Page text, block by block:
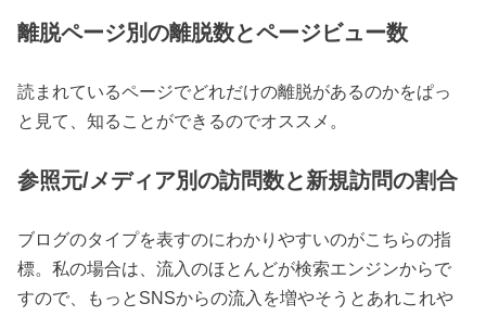
離脱ページ別の離脱数とページビュー数
読まれているページでどれだけの離脱があるのかをぱっ
と見て、知ることができるのでオススメ。
参照元/メディア別の訪問数と新規訪問の割合
ブログのタイプを表すのにわかりやすいのがこちらの指
標。私の場合は、流入のほとんどが検索エンジンからで
すので、もっとSNSからの流入を増やそうとあれこれや